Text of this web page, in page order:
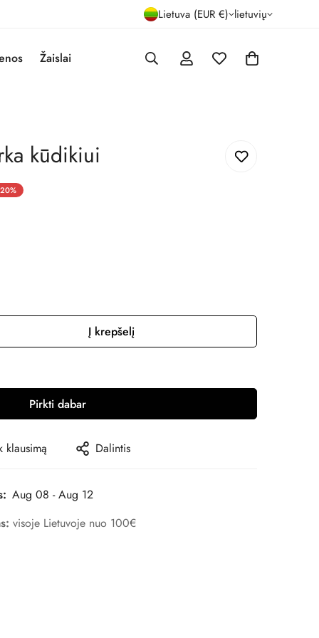
Lietuva (EUR €) lietuvių
Žaislai
kūdikiui
20%
Į krepšelį
Pirkti dabar
klausimą Dalintis
Aug 08 - Aug 12
visoje Lietuvoje nuo 100€